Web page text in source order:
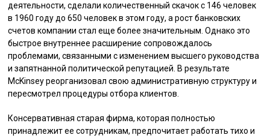
деятельности, сделали количественный скачок с 146 человек
в 1960 году до 650 человек в этом году, а рост банковских
счетов компании стал еще более значительным. Однако это
быстрое внутреннее расширение сопровождалось
проблемами, связанными с изменением высшего руководства
и запятнанной политической репутацией. В результате
McKinsey реорганизовал свою административную структуру и
пересмотрел процедуры отбора клиентов.
Консервативная старая фирма, которая полностью
принадлежит ее сотрудникам, предпочитает работать тихо и